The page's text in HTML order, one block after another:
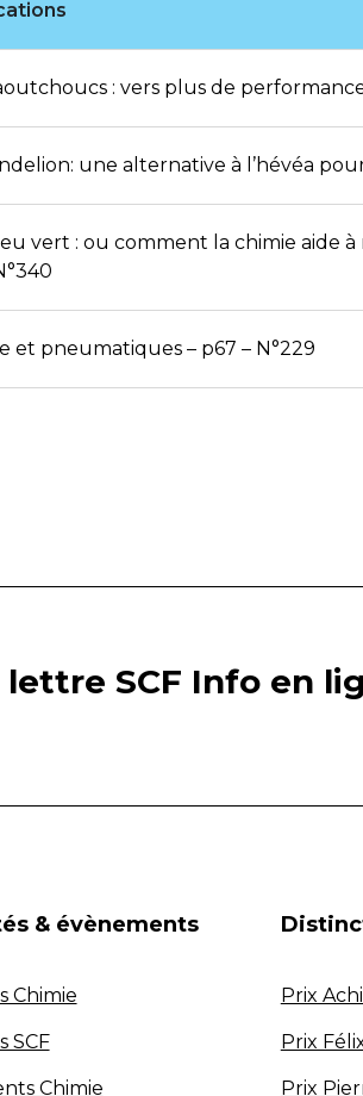
: vers plus de performance
une alternative à l’hévéa
vert : ou comment la chimie aide
et pneumatiques – p67 – N°229
SCF Info en
& évènements
Chimie
SCF
Chimie
Prix
Prix
Prix